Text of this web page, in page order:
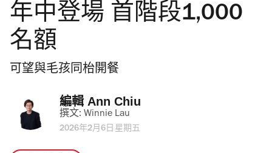
年中登場 首階段1,000
名額
可望與毛孩同枱開餐
編輯 Ann Chiu
撰文: Winnie Lau
2026年2月6日星期五